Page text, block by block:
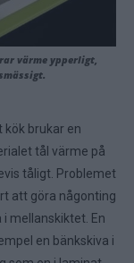
värme ypperligt,
kök brukar en
tål värme på
tåligt. Problemet
att göra någonting
mellanskiktet. En
en bänkskiva i